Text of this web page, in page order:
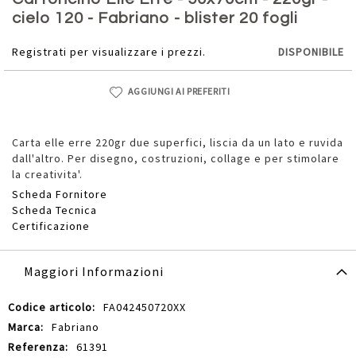
cielo 120 - Fabriano - blister 20 fogli
Registrati per visualizzare i prezzi. DISPONIBILE
AGGIUNGI AI PREFERITI
Carta elle erre 220gr due superfici, liscia da un lato e ruvida
dall'altro. Per disegno, costruzioni, collage e per stimolare
la creativita'.
Scheda Fornitore
Scheda Tecnica
Certificazione
della
galleria
immagini
Maggiori Informazioni
Maggiori
Informazioni
FA042450720XX
Fabriano
61391